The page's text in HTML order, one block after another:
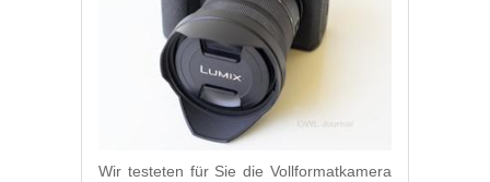
Wir testeten für Sie die Vollformatkamera